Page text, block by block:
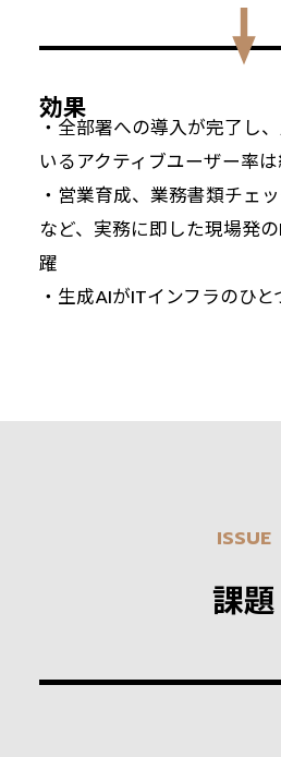
効果
・全部署への導入が完了し
いるアクティブユーザー率
・営業育成、業務書類チェ
など、実務に即した現場発
躍
・生成AIがITインフラのひ
ISSUE
課題